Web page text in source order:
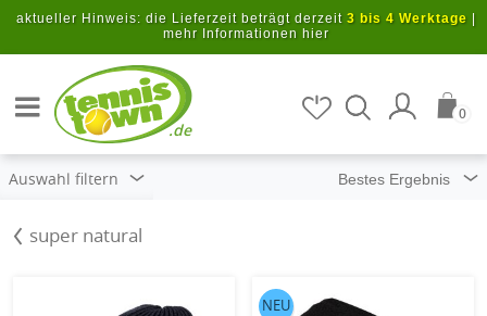
Zum Hauptinhalt springen
aktueller Hinweis: die Lieferzeit beträgt derzeit 3 bis 4 Werktage
mehr Informationen hier
.de
0
Auswahl filtern
super natural
NEU